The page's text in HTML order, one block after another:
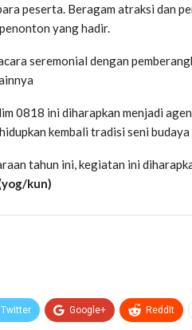
peserta. Beragam atraksi dan
yang hadir.
seremonial dengan
0818 ini diharapkan menjadi
kembali tradisi seni
tahun ini, kegiatan ini
kun)
Twitter Google+ ReddIt